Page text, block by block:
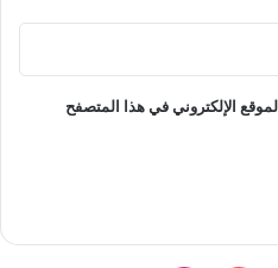
الإلكتروني في هذا المتصفح